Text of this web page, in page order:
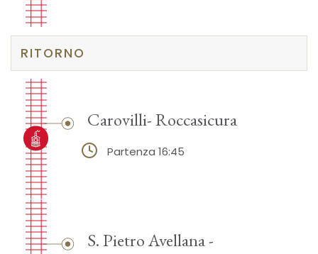
RITORNO
Carovilli- Roccasicura
Partenza 16:45
S. Pietro Avellana -